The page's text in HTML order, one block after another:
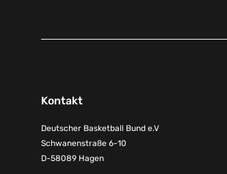
Kontakt
Deutscher Basketball Bund e.V
Schwanenstraße 6-10
D-58089 Hagen